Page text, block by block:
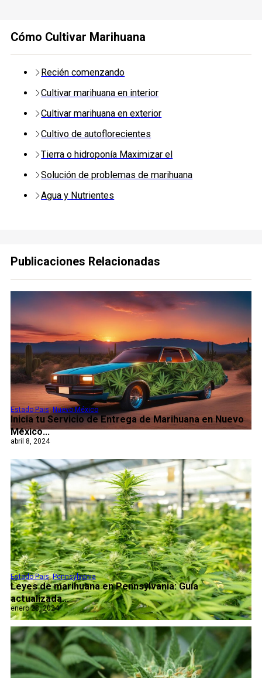
Cómo Cultivar Marihuana
Recién comenzando
Cultivar marihuana en interior
Cultivar marihuana en exterior
Cultivo de autoflorecientes
Tierra o hidroponía Maximizar el
Solución de problemas de marihuana
Agua y Nutrientes
Publicaciones Relacionadas
Inicia tu Servicio de Entrega de Marihuana en Nuevo
México...
Estado Pais,Nuevo México
abril 8, 2024
Leyes de marihuana en Pennsylvania: Guía
actualizada...
Estado Pais,Pennsylvania
enero 28, 2024